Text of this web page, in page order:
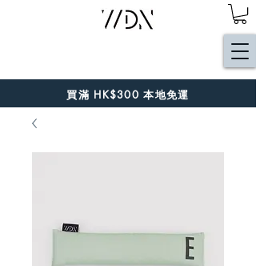
買滿 HK$300 本地免運